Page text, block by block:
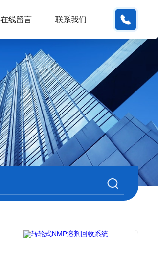
在线留言 联系我们